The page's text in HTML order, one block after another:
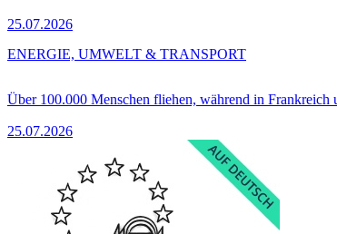
25.07.2026
Über 100.000 Menschen fliehen, während in Frankreich
25.07.2026
ENERGIE, UMWELT & TRANSPORT